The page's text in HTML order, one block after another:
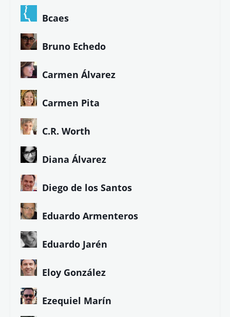
Bcaes
Bruno Echedo
Carmen Álvarez
Carmen Pita
C.R. Worth
Diana Álvarez
Diego de los Santos
Eduardo Armenteros
Eduardo Jarén
Eloy González
Ezequiel Marín